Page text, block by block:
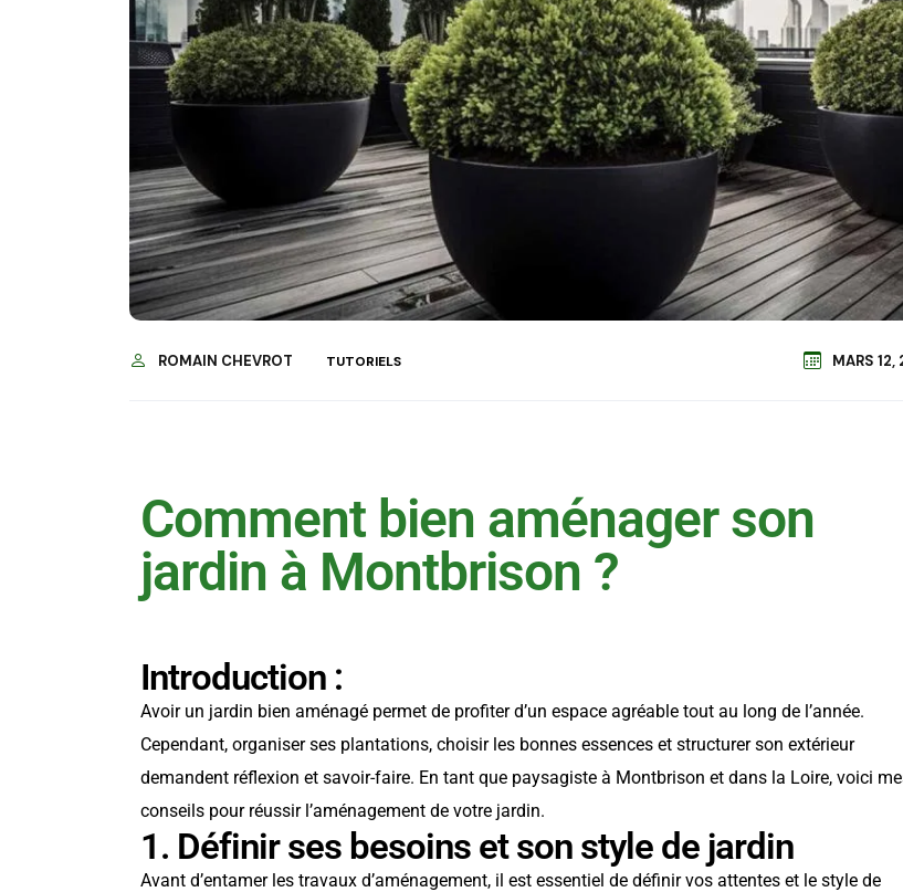
ROMAIN CHEVROT TUTORIELS MARS
Comment bien aménager son
jardin à Montbrison ?
Introduction :
Avoir un jardin bien aménagé permet de profiter d’un espace agréable tout au long de l’année.
Cependant, organiser ses plantations, choisir les bonnes essences et structurer son extérieur
demandent réflexion et savoir-faire. En tant que paysagiste à Montbrison et dans la Loire, voici
conseils pour réussir l’aménagement de votre jardin.
1. Définir ses besoins et son style de jardin
Avant d’entamer les travaux d’aménagement, il est essentiel de définir vos attentes et le style de